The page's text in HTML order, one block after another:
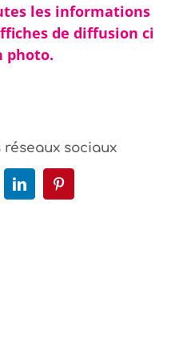
les informations
de diffusion ci
photo.
réseaux sociaux
LinkedInPinterest